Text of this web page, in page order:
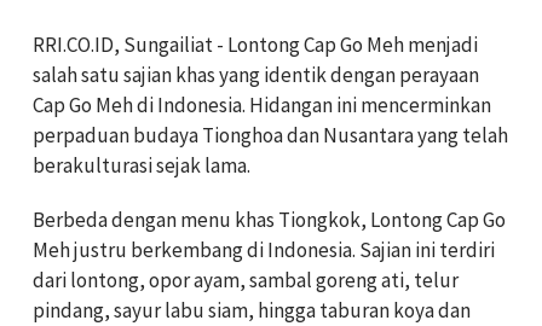
RRI.CO.ID, Sungailiat - Lontong Cap Go Meh menjadi
salah satu sajian khas yang identik dengan perayaan
Cap Go Meh di Indonesia. Hidangan ini mencerminkan
perpaduan budaya Tionghoa dan Nusantara yang telah
berakulturasi sejak lama.
Berbeda dengan menu khas Tiongkok, Lontong Cap Go
Meh justru berkembang di Indonesia. Sajian ini terdiri
dari lontong, opor ayam, sambal goreng ati, telur
pindang, sayur labu siam, hingga taburan koya dan